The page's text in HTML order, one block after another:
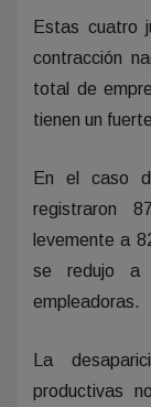
Estas cuatro
contracción
total de
tienen un
En el caso
registraron
levemente a
se redujo a
empleadoras.
La
productivas